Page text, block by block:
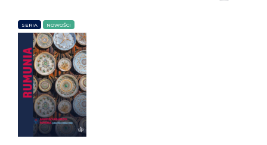
SERIA NOWOŚCI